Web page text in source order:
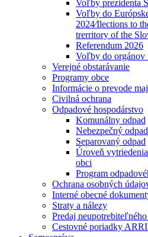
Voľby prezidenta
Voľby do
2024⁄Ilections to
trerritory of the
Referendum 2026
Voľby do orgánov
Verejné obstarávanie
Programy obce
Informácie o prevode
Civilná ochrana
Odpadové hospodárstvo
Komunálny odpad
Nebezpečný odpad
Separovaný odpad
Úroveň
obci
Program
Ochrana osobných
Interné obecné
Straty a nálezy
Predaj
Cestovné poriadky